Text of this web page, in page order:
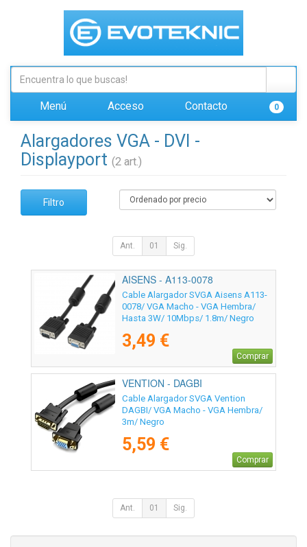
Menú Acceso Contacto 0
Alargadores VGA - DVI -
Displayport (2 art.)
Filtro
Ant. 01 Sig.
AISENS - A113-0078
Cable Alargador SVGA Aisens A113-
0078/ VGA Macho - VGA Hembra/
Hasta 3W/ 10Mbps/ 1.8m/ Negro
3,49 €
Comprar
VENTION - DAGBI
Cable Alargador SVGA Vention
DAGBI/ VGA Macho - VGA Hembra/
3m/ Negro
5,59 €
Comprar
Ant. 01 Sig.